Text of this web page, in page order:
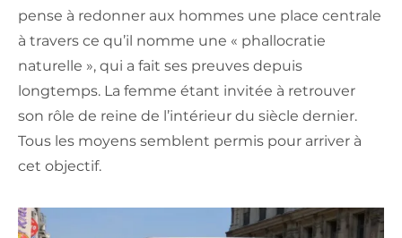
pense à redonner aux hommes une place centrale
à travers ce qu’il nomme une « phallocratie
naturelle », qui a fait ses preuves depuis
longtemps. La femme étant invitée à retrouver
son rôle de reine de l’intérieur du siècle dernier.
Tous les moyens semblent permis pour arriver à
cet objectif.